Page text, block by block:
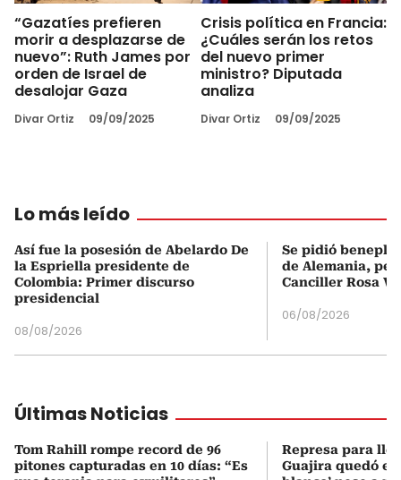
“Gazatíes prefieren
morir a desplazarse de
nuevo”: Ruth James por
orden de Israel de
desalojar Gaza
Divar Ortiz 09/09/2025
Crisis política en Francia:
¿Cuáles serán los retos
del nuevo primer
ministro? Diputada
analiza
Divar Ortiz 09/09/2025
Lo más leído
Así fue la posesión de Abelardo De
la Espriella presidente de
Colombia: Primer discurso
presidencial
08/08/2026
Se pidió
de Alemania,
Canciller Rosa
06/08/2026
Últimas Noticias
Tom Rahill rompe record de 96
pitones capturadas en 10 días: “Es
Represa para
Guajira quedó en